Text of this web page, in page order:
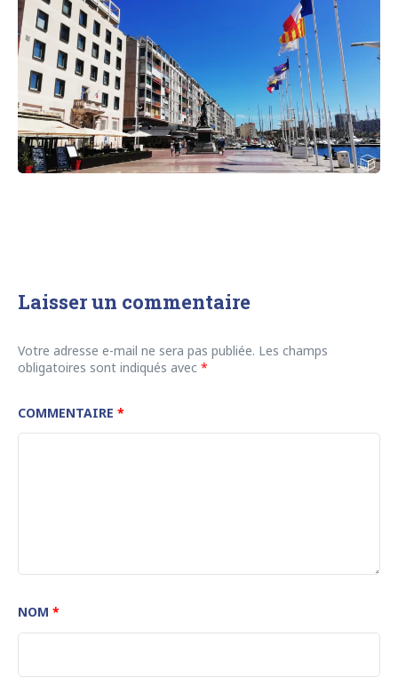
Laisser un commentaire
Votre adresse e-mail ne sera pas publiée. Les champs
obligatoires sont indiqués avec *
COMMENTAIRE *
NOM *